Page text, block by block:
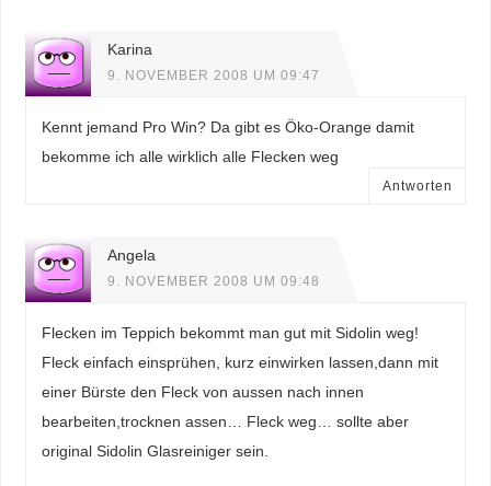
Karina
9. NOVEMBER 2008 UM 09:47
Kennt jemand Pro Win? Da gibt es Öko-Orange damit
bekomme ich alle wirklich alle Flecken weg
Antworten
Angela
9. NOVEMBER 2008 UM 09:48
Flecken im Teppich bekommt man gut mit Sidolin weg!
Fleck einfach einsprühen, kurz einwirken lassen,dann mit
einer Bürste den Fleck von aussen nach innen
bearbeiten,trocknen assen… Fleck weg… sollte aber
original Sidolin Glasreiniger sein.